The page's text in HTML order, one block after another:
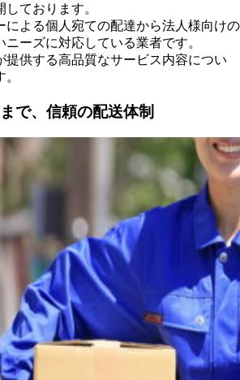
ております。
による個人宛ての配達から法人様向けの
ーズに対応している業者です。
提供する高品質なサービス内容につい
で、信頼の配送体制